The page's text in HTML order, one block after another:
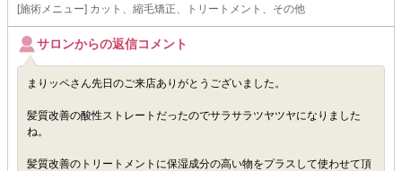
[施術メニュー] カット、縮毛矯正、トリートメント、その他
サロンからの返信コメント
まりッペさん先日のご来店ありがとうございました。
髪質改善の酸性ストレートだったのでサラサラツヤツヤになりました
ね。
髪質改善のトリートメントに保湿成分の高い物をプラスして使わせて頂